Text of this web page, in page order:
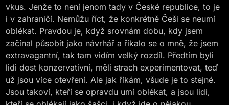
vkus. Jenže to není jenom tady v České republice, to je
i v zahraničí. Nemůžu říct, že konkrétně Češi se neumí
oblékat. Pravdou je, když srovnám dobu, kdy jsem
začínal působit jako návrhář a říkalo se o mně, že jsem
extravagantní, tak tam vidím velký rozdíl. Předtím byli
lidi dost konzervativní, měli strach experimentovat, teď
už jsou více otevření. Ale jak říkám, všude je to stejné.
Jsou takoví, kteří se opravdu umí oblékat, a jsou lidi,